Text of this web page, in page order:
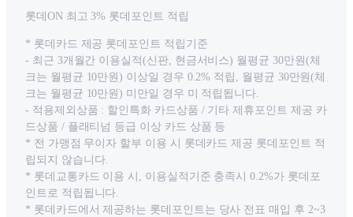
롯데ON 최고 3% 롯데포인트 적립
* 롯데카드 제공 롯데포인트 적립기준
- 최근 3개월간 이용실적(신판, 현금서비스) 월평균 30만원(체
크는 월평균 10만원) 이상일 경우 0.2% 적립, 월평균 30만원(체
크는 월평균 10만원) 미만일 경우 미 적립됩니다.
- 적용제외상품 : 할인특화 카드상품 / 기타 제휴포인트 제공 카
드상품 / 플래티넘 등급 이상 카드 상품 등
* 전 가맹점 무이자 할부 이용 시 롯데카드 제공 롯데포인트 적
립되지 않습니다.
* 롯데교통카드 이용 시, 이용실적기준 충족시 0.2%가 롯데포
인트로 적립됩니다.
* 롯데카드에서 제공하는 롯데포인트는 당사 전표 매입 후 2~3